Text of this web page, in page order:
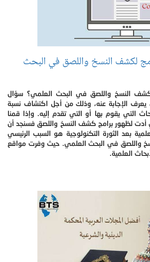
لكشف النسخ واللصق في البحث
النسخ واللصق في البحث العلمي؟ سؤال
الإجابة عنه، وذلك من أجل اكتشاف نسبة
التي يقوم بها أو التي تقدم إليه. وإذا قمنا
أدت لظهور برامج كشف النسخ واللصق فسنجد أن
بعد الثورة التكنولوجية هو السبب الرئيسي
واللصق في البحث العلمي. حيث وفرت مواقع
العلمية.